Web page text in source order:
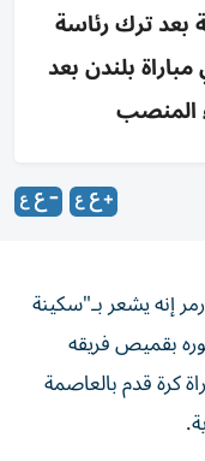
بعد ترك رئاسة
بلندن بعد
المنصب
إنه يشعر بـ"سكينة
بقميص فريقه
كرة قدم بالعاصمة